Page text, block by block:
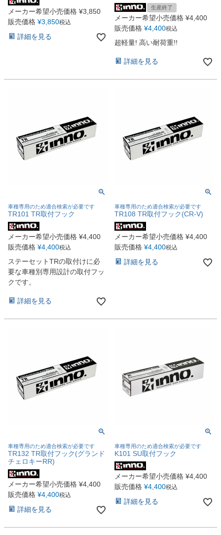
メーカー希望小売価格 ¥3,850
販売価格 ¥3,850税込
詳細を見る
生産終了
メーカー希望小売価格 ¥4,400
販売価格 ¥4,400税込
超軽量! 高い耐荷重!!
詳細を見る
車種専用のため適合検索が必要です
TR101 TR取付フック
メーカー希望小売価格 ¥4,400
販売価格 ¥4,400税込
ステーセットTRの取付けに必
要な車種別専用設計の取付フッ
クです。
詳細を見る
車種専用のため適合検索が必要です
TR108 TR取付フック(CR-V)
メーカー希望小売価格 ¥4,400
販売価格 ¥4,400税込
詳細を見る
車種専用のため適合検索が必要です
TR132 TR取付フック(グランド
チェロキーRR)
メーカー希望小売価格 ¥4,400
販売価格 ¥4,400税込
詳細を見る
車種専用のため適合検索が必要です
K101 SU取付フック
メーカー希望小売価格 ¥4,400
販売価格 ¥4,400税込
詳細を見る